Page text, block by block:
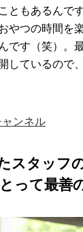
ともあるんで
やつの時間を
です（笑）。
しているので
ンネル
スタッフ
って最善